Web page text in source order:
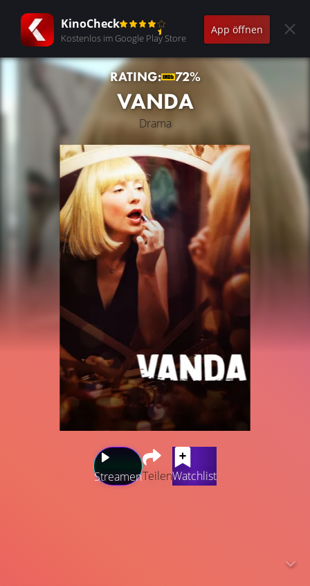
KinoCheck
Kostenlos im Google Play Store
App öffnen
RATING: 72%
VANDA
Drama
StreamenTeilenWatchlist
ist und mit einer blonden Perücke und einer